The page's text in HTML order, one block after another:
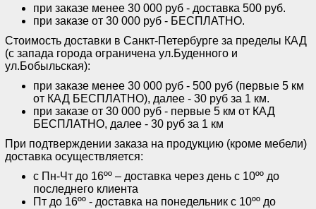
при заказе менее 30 000 руб - доставка 500 руб.
при заказе от 30 000 руб - БЕСПЛАТНО.
Стоимость доставки в Санкт-Петербурге за пределы КАД
(с запада города ограничена ул.Буденного и
ул.Бобыльская):
при заказе менее 30 000 руб - 500 руб (первые 5 км
от КАД БЕСПЛАТНО), далее - 30 руб за 1 км.
при заказе от 30 000 руб - первые 5 км от КАД
БЕСПЛАТНО, далее - 30 руб за 1 км
При подтверждении заказа на продукцию (кроме мебели)
доставка осуществляется:
с Пн-Чт до 16ºº – доставка через день с 10ºº до
последнего клиента
Пт до 16ºº - доставка на понедельник с 10ºº до